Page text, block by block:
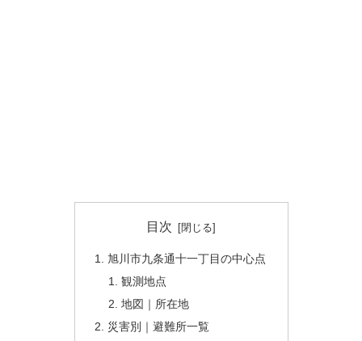
目次
旭川市九条通十一丁目の中心点
観測地点
地図｜所在地
災害別｜避難所一覧